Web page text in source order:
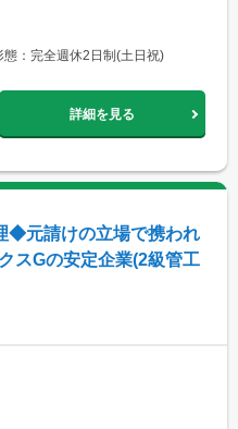
：完全週休2日制(土日祝)
詳細を見る
◆元請けの立場で携われ
スGの安定企業(2級管工